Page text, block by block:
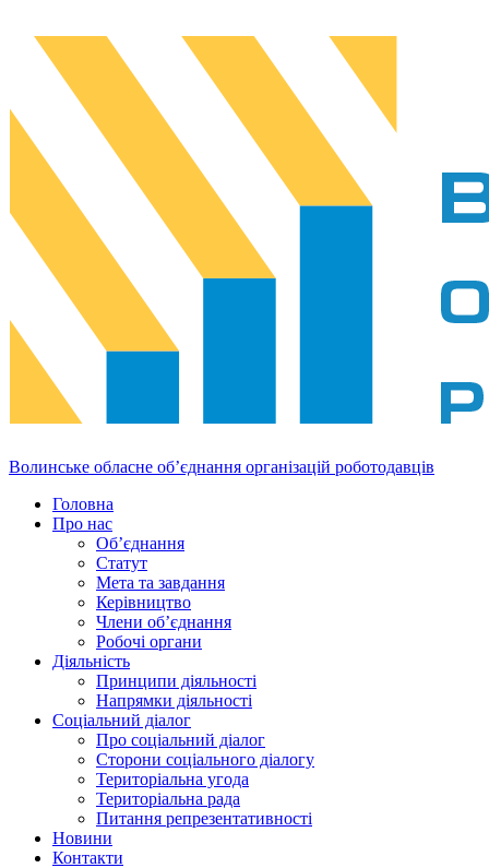
Волинське обласне об’єднання організацій роботодавців
Головна
Про нас
Об’єднання
Статут
Мета та завдання
Керівництво
Члени об’єднання
Робочі органи
Діяльність
Принципи діяльності
Напрямки діяльності
Соціальний діалог
Про соціальний діалог
Сторони соціального діалогу
Територіальна угода
Територіальна рада
Питання репрезентативності
Новини
Контакти